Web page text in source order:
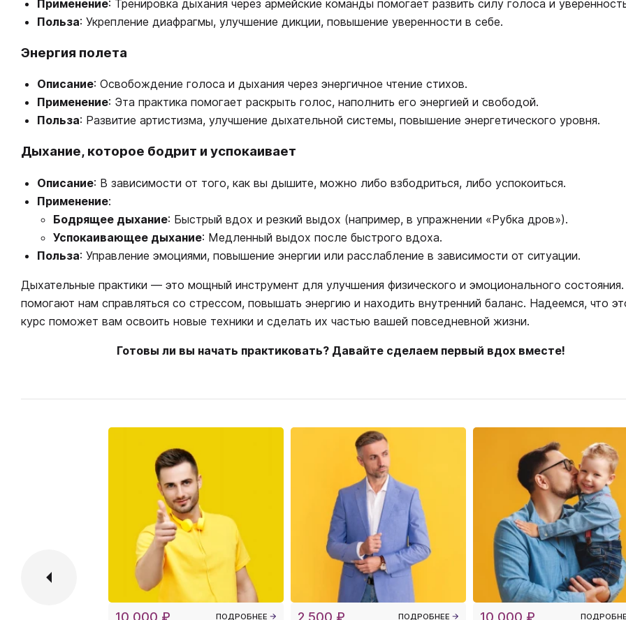
Применение: Тренировка дыхания через армейские команды помогает развить силу голоса и
Польза: Укрепление диафрагмы, улучшение дикции, повышение уверенности в себе.
Энергия полета
Описание: Освобождение голоса и дыхания через энергичное чтение стихов.
Применение: Эта практика помогает раскрыть голос, наполнить его энергией и свободой.
Польза: Развитие артистизма, улучшение дыхательной системы, повышение энергетического уровня.
Дыхание, которое бодрит и успокаивает
Описание: В зависимости от того, как вы дышите, можно либо взбодриться, либо успокоиться.
Применение:
Бодрящее дыхание: Быстрый вдох и резкий выдох (например, в упражнении «Рубка дров»).
Успокаивающее дыхание: Медленный выдох после быстрого вдоха.
Польза: Управление эмоциями, повышение энергии или расслабление в зависимости от ситуации.
Дыхательные практики — это мощный инструмент для улучшения физического и эмоционального
помогают нам справляться со стрессом, повышать энергию и находить внутренний баланс. Надеемся, что
курс поможет вам освоить новые техники и сделать их частью вашей повседневной жизни.
Готовы ли вы начать практиковать? Давайте сделаем первый вдох вместе!
10 000 ₽ ПОДРОБНЕЕ 2 500 ₽ ПОДРОБНЕЕ 10 000 ₽